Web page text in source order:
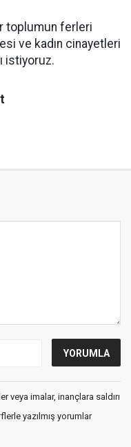
toplumun ferleri
ve kadın cinayetleri
istiyoruz.
veya imalar, inançlara saldırı
yazılmış yorumlar